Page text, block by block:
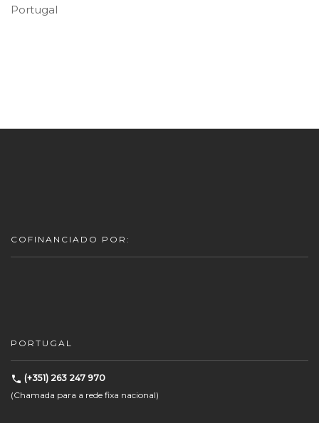
Portugal
COFINANCIADO POR:
PORTUGAL
(+351) 263 247 970
(Chamada para a rede fixa nacional)